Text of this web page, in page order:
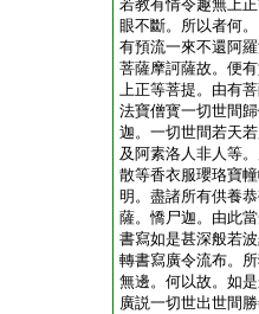
若教有情令趣無上
眼不斷。所以者何
有預流一來不還阿
菩薩摩訶薩故。便
上正等菩提。由有
法寶僧寳一切世間
迦。一切世間若天
及阿素洛人非人等
散等香衣服瓔珞寶
明。盡諸所有供養
薩。憍尸迦。由此
書寫如是甚深般若
轉書寫廣令流布。
無邊。何以故。如
廣説一切世出世間